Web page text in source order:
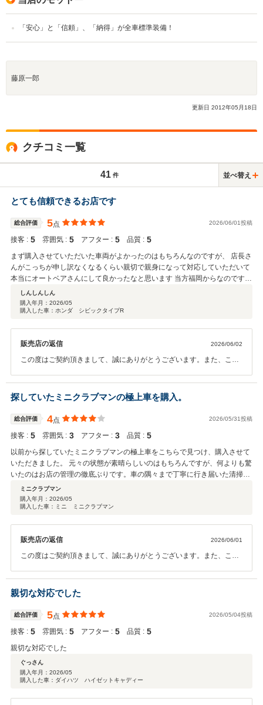
「安心」と「信頼」、「納得」が全車標準装備！
藤原一郎
更新日 2012年05 月 18日
クチコミ一覧
41 件 並べ替え
とても信頼できるお店です
総合評価 5点 2026/06/01投稿
接客 : 5 雰囲気 : 5 アフター : 5 品質 : 5
まず購入させていただいた車両がよかったのはもちろんなのですが、 店長さ
んがこっちが申し訳なくなるくらい親切で親身になって対応していただいて
本当にオートベアさんにして良かったなと思います 当方福岡からなのです
が、カーセンサー上にも詳しく高解像の写真がたくさん掲載されており全然
不安なく電話して数分で即決購入できました。写真のクオリティと枚数から
して他の店とは比べ物になりません。 超オススメのお店です。
しんしんしん
購入年月： 2026/05
購入した車：ホンダ シビックタイプR
販売店の返信 2026/06/02
この度はご契約頂きまして、誠にありがとうございます。また、この
喜んで頂けることが、何よりも私共の励みになります。インターネッ
トで車を購入する時代になってきましたので遠方の方でも安心してご
購入いただけるように少しでも不安をなくすようにお車の細部に渡る
ご説明も、今後より一層社員全員で徹底させたいと思っております。
この度はご契約誠にありがとうございました。
探していたミニクラブマンの極上車を購入。
総合評価 4点 2026/05/31投稿
接客 : 5 雰囲気 : 3 アフター : 3 品質 : 5
以前から探していたミニクラブマンの極上車をこちらで見つけ、購入させて
いただきました。 元々の状態が素晴らしいのはもちろんですが、何よりも驚
いたのはお店の管理の徹底ぶりです。車の隅々まで丁寧に行き届いた清掃か
らは、1台1台を大切に扱われている姿勢が強く伝わってきました。 お店の
プロフェッショナルな仕事振りと丁寧なご対応に深く信頼を置くことがで
き、終始安心して気持ちよく契約を結ぶことができました。このお店に出会
ミニクラブマン
購入年月： 2026/05
購入した車：ミニ ミニクラブマン
販売店の返信 2026/06/01
この度はご契約頂きまして、誠にありがとうございます。また、この
喜んで頂けることが、何よりも私共の励みになります。インターネッ
トで車を購入する時代になってきましたので遠方の方でも安心してご
購入いただけるように少しでも不安をなくすようにお車の細部に渡る
ご説明も、今後より一層社員全員で徹底させたいと思っております。
この度はご契約誠にありがとうございました。
親切な対応でした
総合評価 5点 2026/05/04投稿
接客 : 5 雰囲気 : 5 アフター : 5 品質 : 5
親切な対応でした
ぐっさん
購入年月： 2026/05
購入した車：ダイハツ ハイゼットキャディー